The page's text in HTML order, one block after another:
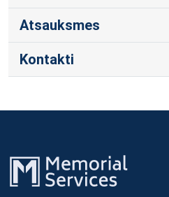
Atsauksmes
Kontakti